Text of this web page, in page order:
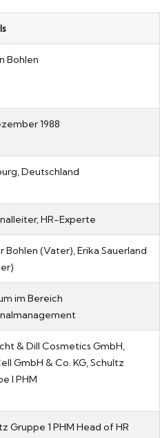
Bohlen
1988
Deutschland
HR-Experte
Bohlen (Vater), Erika Sauerland
im Bereich
& Dill Cosmetics GmbH,
GmbH & Co. KG, Schultz
I PHM
Gruppe 1 PHM Head of HR